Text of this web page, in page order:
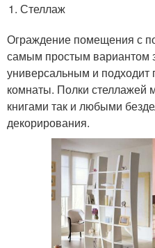
Стеллаж
Ограждение помещения с
самым простым вариантом
универсальным и подходит
комнаты. Полки стеллажей
книгами так и любыми
декорирования.